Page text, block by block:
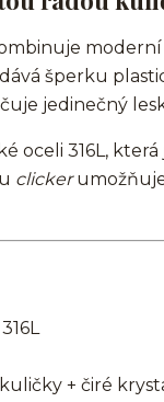
šperku
jedinečný
oceli 316L,
clicker
+ čiré